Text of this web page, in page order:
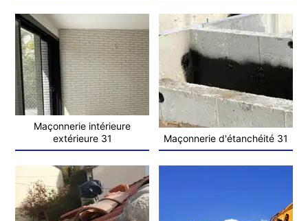
Maçonnerie intérieure
extérieure 31
Maçonnerie d'étanchéité 31